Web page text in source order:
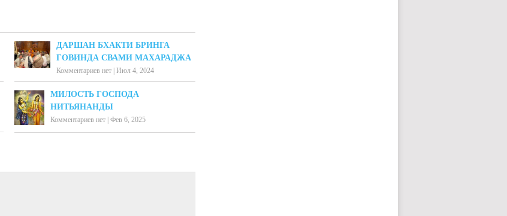
ДАРШАН БХАКТИ БРИНГА
ГОВИНДА СВАМИ МАХАРАДЖА
Комментариев нет |Июл 4, 2024
МИЛОСТЬ ГОСПОДА
НИТЬЯНАНДЫ
Комментариев нет |Фев 6, 2025